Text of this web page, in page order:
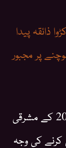
ذائقہ پیدا
پر مجبور
یہی کتاب 1995 کے کوبے زلزلے اور 2011 کے مشرقی
کرنے کی وجہ